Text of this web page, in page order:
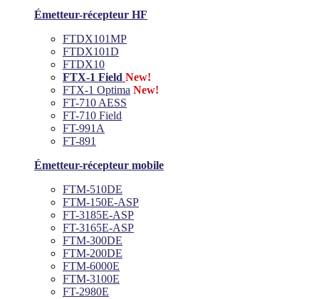
Émetteur-récepteur HF
FTDX101MP
FTDX101D
FTDX10
FTX-1 Field New!
FTX-1 Optima New!
FT-710 AESS
FT-710 Field
FT-991A
FT-891
Émetteur-récepteur mobile
FTM-510DE
FTM-150E-ASP
FT-3185E-ASP
FT-3165E-ASP
FTM-300DE
FTM-200DE
FTM-6000E
FTM-3100E
FT-2980E